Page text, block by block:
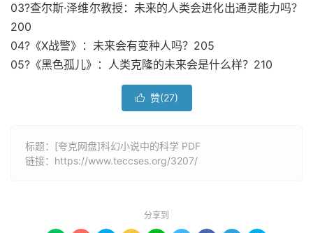
03?查尔斯·泽维尔教授：未来的人类会进化出通灵能力吗？
200
04?《X战警》：未来会有变种人吗？205
05?《黑色孤儿》：人类克隆的未来会是什么样？210
 赞(27)
标题：[夸克网盘]科幻小说中的科学 PDF
链接： https://www.teccses.org/3207/
分享到